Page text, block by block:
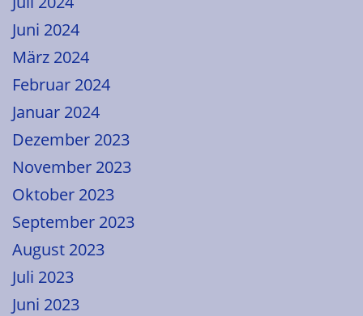
Juni 2024
März 2024
Februar 2024
Januar 2024
Dezember 2023
November 2023
Oktober 2023
September 2023
August 2023
Juli 2023
Juni 2023